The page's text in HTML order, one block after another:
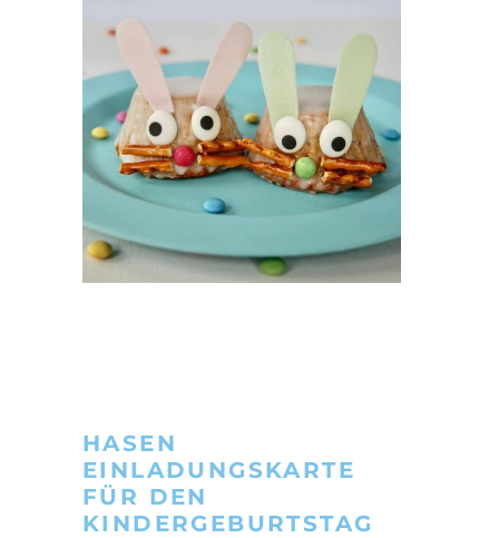
HASEN
EINLADUNGSKARTE
FÜR DEN
KINDERGEBURTSTAG